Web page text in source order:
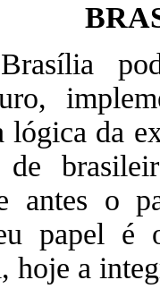
lógica da
de
antes o
papel é
hoje a